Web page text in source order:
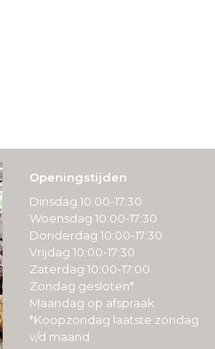
Openingstijden
Dinsdag 10:00-17:30
Woensdag 10:00-17:30
Donderdag 10:00-17:30
Vrijdag 10:00-17:30
Zaterdag 10:00-17:00
Zondag gesloten*
Maandag op afspraak
*Koopzondag laatste zondag
v/d maand